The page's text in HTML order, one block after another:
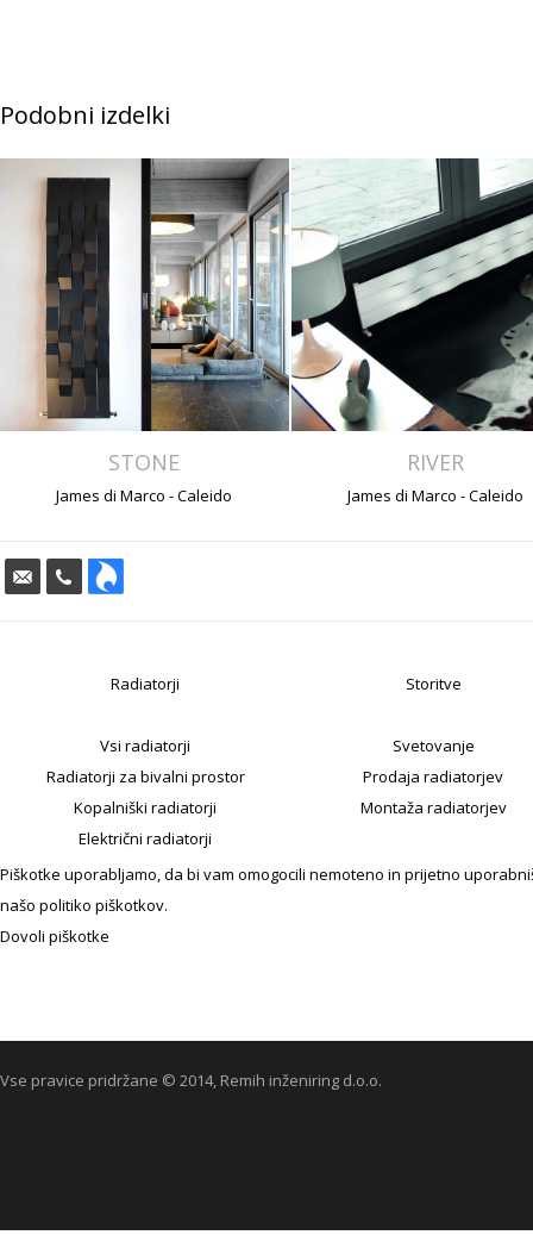
Podobni izdelki
STONE
James di Marco - Caleido
RIVER
James di Marco - Caleido
Radiatorji
Vsi radiatorji
Radiatorji za bivalni prostor
Kopalniški radiatorji
Električni radiatorji
Storitve
Svetovanje
Prodaja radiatorjev
Montaža radiatorjev
Piškotke uporabljamo, da bi vam omogocili nemoteno in prijetno
našo politiko piškotkov.
Dovoli piškotke
Vse pravice pridržane © 2014, Remih inženiring d.o.o.